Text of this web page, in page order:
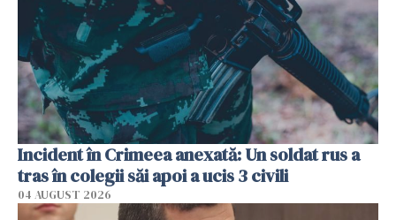
Incident în Crimeea anexată: Un soldat rus a
tras în colegii săi apoi a ucis 3 civili
04 AUGUST 2026